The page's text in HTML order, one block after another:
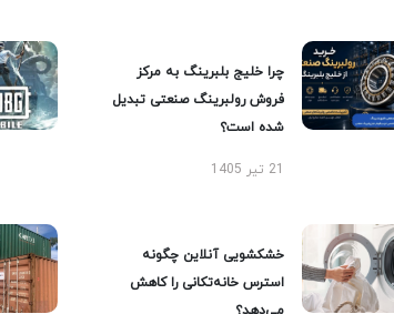
چرا خلیج بلبرینگ به مرکز
فروش رولبرینگ صنعتی تبدیل
شده است؟
21 تیر 1405
خشکشویی آنلاین چگونه
استرس خانه‌تکانی را کاهش